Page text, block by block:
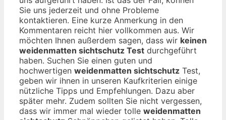
Sie uns jederzeit und ohne Probleme
kontaktieren. Eine kurze Anmerkung in den
Kommentaren reicht hier vollkommen aus. Wir
möchten Ihnen außerdem sagen, dass wir keinen
weidenmatten sichtschutz Test durchgeführt
haben. Suchen Sie einen guten und
hochwertigen weidenmatten sichtschutz Test,
geben wir ihnen in unseren Kaufkriterien einige
nützliche Tipps und Empfehlungen. Dazu aber
später mehr. Zudem sollten Sie nicht vergessen,
dass wir immer mal wieder tolle weidenmatten